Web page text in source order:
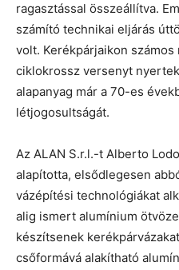
ragasztással összeállítva.
számító technikai eljárás
volt. Kerékpárjaikon
ciklokrossz versenyt
alapanyag már a 70-es
létjogosultságát.
Az ALAN S.r.l.-t Alberto
alapította, elsődlegesen
vázépítési technológiákat
alig ismert alumínium
készítsenek
csőformává alakítható